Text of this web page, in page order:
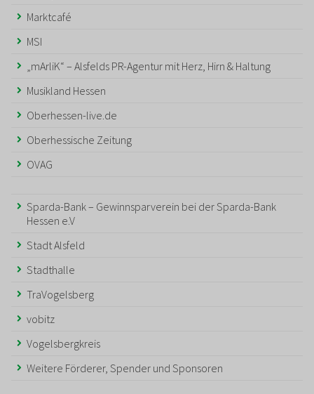
Marktcafé
MSI
„mArliK“ – Alsfelds PR-Agentur mit Herz, Hirn & Haltung
Musikland Hessen
Oberhessen-live.de
Oberhessische Zeitung
OVAG
Sparda-Bank – Gewinnsparverein bei der Sparda-Bank
Hessen e.V
Stadt Alsfeld
Stadthalle
TraVogelsberg
vobitz
Vogelsbergkreis
Weitere Förderer, Spender und Sponsoren